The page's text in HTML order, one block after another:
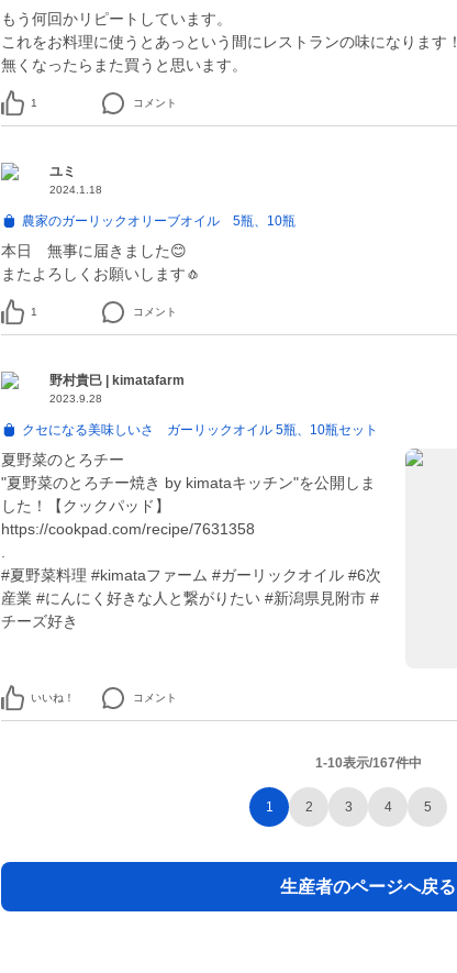
もう何回かリピートしています。
これをお料理に使うとあっという間にレストランの味になります！
無くなったらまた買うと思います。
1 コメント
ユミ
2024.1.18
農家のガーリックオリーブオイル 5瓶、10瓶
本日 無事に届きました😊
またよろしくお願いします🧄
1 コメント
野村貴巳 | kimatafarm
2023.9.28
クセになる美味しいさ ガーリックオイル 5瓶、10瓶セット
夏野菜のとろチー
"夏野菜のとろチー焼き by kimataキッチン"を公開しま
した！【クックパッド】
https://cookpad.com/recipe/7631358
#夏野菜料理 #kimataファーム #ガーリックオイル #6次
産業 #にんにく好きな人と繋がりたい #新潟県見附市 #
チーズ好き
いいね！ コメント
1-10表示/167件中
1 2 3 4 5
生産者のページへ戻る